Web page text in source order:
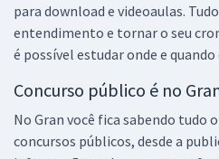
para download e videoaulas.
entendimento e tornar o seu
é possível estudar onde e quando
Concurso público é no
No Gran você fica sabendo tudo
concursos públicos, desde a